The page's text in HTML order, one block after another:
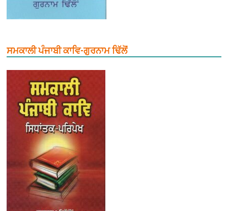
ਸਮਕਾਲੀ ਪੰਜਾਬੀ ਕਾਵਿ-ਗੁਰਨਾਮ ਢਿੱਲੋਂ